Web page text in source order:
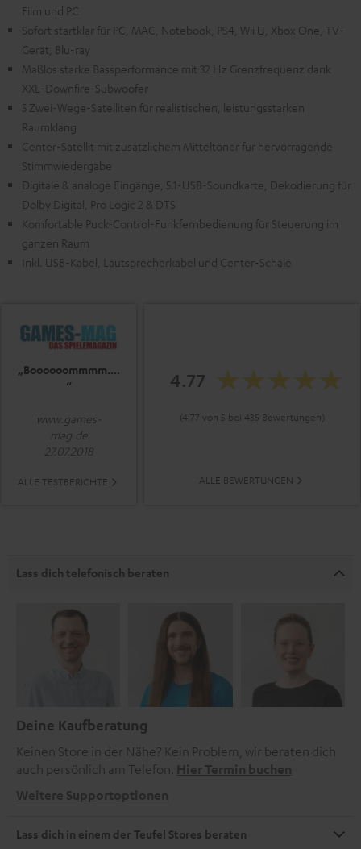
Film und PC
Sofort startklar für PC, MAC, Notebook, PS4, Wii U, Xbox One, TV-
Gerät, Blu-ray
Maßlos starke Bassperformance mit 32 Hz Grenzfrequenz dank
XXL-Downfire-Subwoofer
5 Zwei-Wege-Satelliten für realistischen, leistungsstarken
Raumklang
Center-Satellit mit zusätzlichem Mitteltöner für hervorragende
Stimmwiedergabe
Digitale & analoge Eingänge, 5.1-USB-Soundkarte, Dekodierung für
Dolby Digital, Pro Logic 2 & DTS
Komfortable Puck-Control-Funkfernbedienung für Steuerung im
ganzen Raum
Inkl. USB-Kabel, Lautsprecherkabel und Center-Schale
„Boooooommmm....
“
www.games-
mag.de
27.07.2018
ALLE TESTBERICHTE
4.77
(4.77 von 5 bei 435 Bewertungen)
ALLE BEWERTUNGEN
Lass dich telefonisch beraten
Deine Kaufberatung
Keinen Store in der Nähe? Kein Problem, wir beraten dich
auch persönlich am Telefon. Hier Termin buchen
Weitere Supportoptionen
Lass dich in einem der Teufel Stores beraten